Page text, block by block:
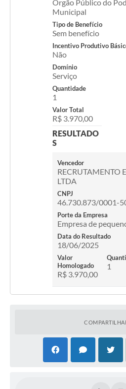
Cadastro usuários de transporte para
Arquivos para Download
Cadastro para Estágio
Contas Públicas
Ouvidoria Municipal
Nota Fiscal Eletrônica
Órgão Público do
Municipal
Tipo de Benefício
Sem benefício
Incentivo Produtivo
Não
Domínio
Serviço
Quantidade
1
Valor Total
R$ 3.970,00
RESULTADO
S
Vencedor
RECRUTAMENTO
LTDA
CNPJ
46.730.873/0001-
Porte da Empresa
Empresa de
Data do Resultado
18/06/2025
Valor
Homologado
R$ 3.970,00
1